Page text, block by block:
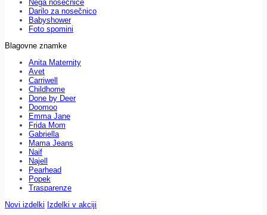
Nega nosečnice
Darilo za nosečnico
Babyshower
Foto spomini
Blagovne znamke
Anita Maternity
Avet
Carriwell
Childhome
Done by Deer
Doomoo
Emma Jane
Frida Mom
Gabriella
Mama Jeans
Naif
Najell
Pearhead
Popek
Trasparenze
Novi izdelki Izdelki v akciji